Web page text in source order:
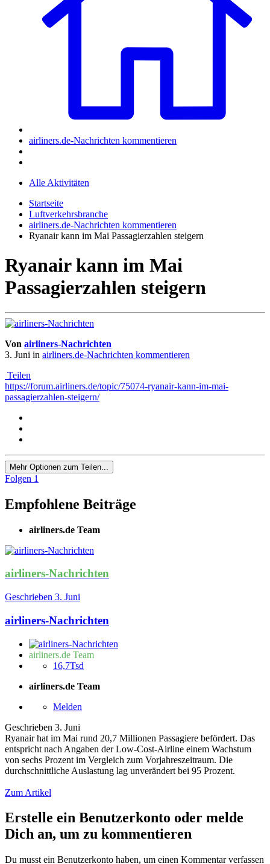
airliners.de-Nachrichten kommentieren
Alle Aktivitäten
Startseite
Luftverkehrsbranche
airliners.de-Nachrichten kommentieren
Ryanair kann im Mai Passagierzahlen steigern
Ryanair kann im Mai
Passagierzahlen steigern
Von airliners-Nachrichten
3. Juni in airliners.de-Nachrichten kommentieren
Teilen
https://forum.airliners.de/topic/75074-ryanair-kann-im-mai-
passagierzahlen-steigern/
Mehr Optionen zum Teilen...
Folgen 1
Empfohlene Beiträge
airliners.de Team
airliners-Nachrichten
Geschrieben 3. Juni
airliners-Nachrichten
airliners.de Team
16,7Tsd
airliners.de Team
Melden
Geschrieben 3. Juni
Ryanair hat im Mai rund 20,7 Millionen Passagiere befördert. Das
entspricht nach Angaben der Low-Cost-Airline einem Wachstum
von sechs Prozent im Vergleich zum Vorjahreszeitraum. Die
durchschnittliche Auslastung lag unverändert bei 95 Prozent.
Zum Artikel
Erstelle ein Benutzerkonto oder melde
Dich an, um zu kommentieren
Du musst ein Benutzerkonto haben, um einen Kommentar verfassen